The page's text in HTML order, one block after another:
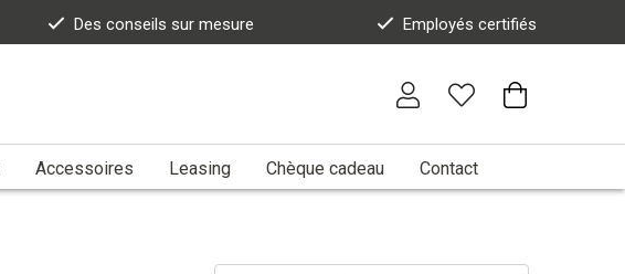
Des conseils sur mesure Employés certifiés
Accessoires Leasing Chèque cadeau Contact